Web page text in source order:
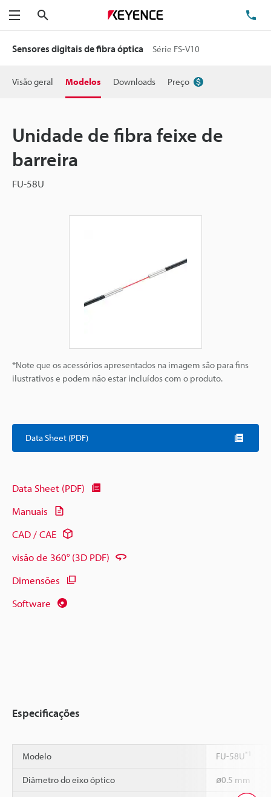
Menu
Sensores digitais de fibra óptica Série FS-V10
Visão geral Modelos Downloads Preço
Unidade de fibra feixe de
barreira
FU-58U
*Note que os acessórios apresentados na imagem são para fins
ilustrativos e podem não estar incluídos com o produto.
Data Sheet (PDF)
Data Sheet (PDF)
Manuais
CAD / CAE
visão de 360° (3D PDF)
Dimensões
Software
Especificações
Modelo FU-58U*1
Diâmetro do eixo óptico ø0.5 mm